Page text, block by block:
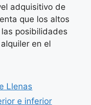
adquisitivo de
que los altos
posibilidades
en el
Llenas
e inferior